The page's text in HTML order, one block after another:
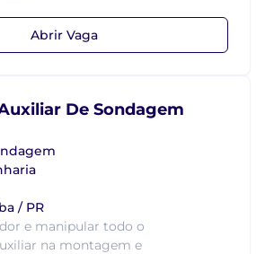
Abrir Vaga
De Sondagem
/ PR
e manipular todo o
na montagem e